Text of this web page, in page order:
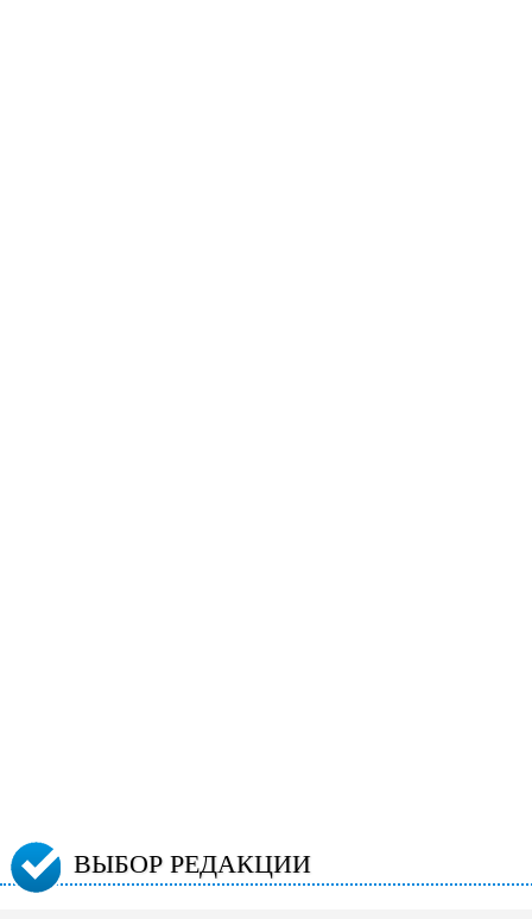
ВЫБОР РЕДАКЦИИ